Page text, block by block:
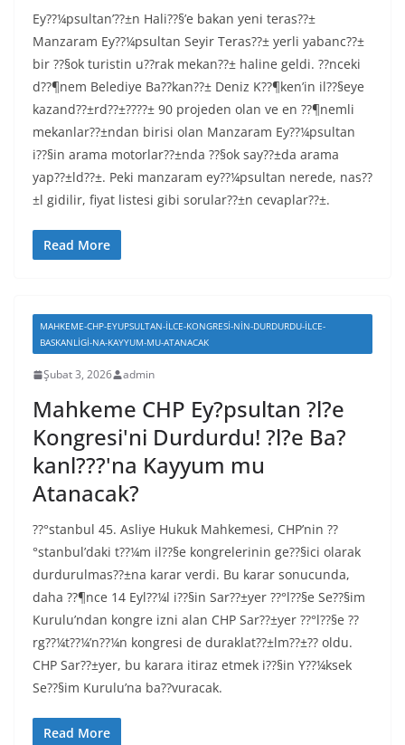
Ey??¼psultan’??±n Hali??§’e bakan yeni teras??±
Manzaram Ey??¼psultan Seyir Teras??± yerli yabanc??±
bir ??§ok turistin u??rak mekan??± haline geldi. ??nceki
d??¶nem Belediye Ba??kan??± Deniz K??¶ken’in il??§eye
kazand??±rd??±????± 90 projeden olan ve en ??¶nemli
mekanlar??±ndan birisi olan Manzaram Ey??¼psultan
i??§in arama motorlar??±nda ??§ok say??±da arama
yap??±ld??±. Peki manzaram ey??¼psultan nerede, nas??
±l gidilir, fiyat listesi gibi sorular??±n cevaplar??±.
Read More
MAHKEME-CHP-EYUPSULTAN-ILCE-KONGRESI-NIN-DURDURDU-ILCE-
BASKANLIGI-NA-KAYYUM-MU-ATANACAK
Şubat 3, 2026 admin
Mahkeme CHP Ey?psultan ?l?e
Kongresi'ni Durdurdu! ?l?e Ba?
kanl???'na Kayyum mu
Atanacak?
??°stanbul 45. Asliye Hukuk Mahkemesi, CHP’nin ??
°stanbul’daki t??¼m il??§e kongrelerinin ge??§ici olarak
durdurulmas??±na karar verdi. Bu karar sonucunda,
daha ??¶nce 14 Eyl??¼l i??§in Sar??±yer ??°l??§e Se??§im
Kurulu’ndan kongre izni alan CHP Sar??±yer ??°l??§e ??
rg??¼t??¼’n??¼n kongresi de duraklat??±lm??±?? oldu.
CHP Sar??±yer, bu karara itiraz etmek i??§in Y??¼ksek
Se??§im Kurulu’na ba??vuracak.
Read More